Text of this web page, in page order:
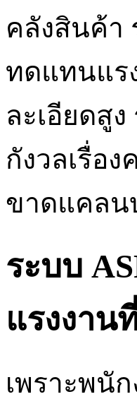
คลังสินค้า
ทดแทนแร
ละเอียดสู
กังวลเรื่อ
ขาดแคลน
ระบบ
แรงงาน
เพราะพนั